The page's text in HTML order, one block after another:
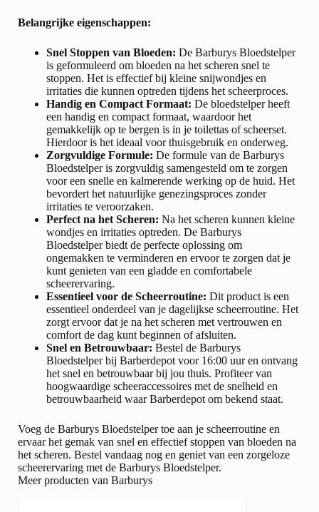
Belangrijke eigenschappen:
Snel Stoppen van Bloeden: De Barburys Bloedstelper
is geformuleerd om bloeden na het scheren snel te
stoppen. Het is effectief bij kleine snijwondjes en
irritaties die kunnen optreden tijdens het scheerproces.
Handig en Compact Formaat: De bloedstelper heeft
een handig en compact formaat, waardoor het
gemakkelijk op te bergen is in je toilettas of scheerset.
Hierdoor is het ideaal voor thuisgebruik en onderweg.
Zorgvuldige Formule: De formule van de Barburys
Bloedstelper is zorgvuldig samengesteld om te zorgen
voor een snelle en kalmerende werking op de huid. Het
bevordert het natuurlijke genezingsproces zonder
irritaties te veroorzaken.
Perfect na het Scheren: Na het scheren kunnen kleine
wondjes en irritaties optreden. De Barburys
Bloedstelper biedt de perfecte oplossing om
ongemakken te verminderen en ervoor te zorgen dat je
kunt genieten van een gladde en comfortabele
scheerervaring.
Essentieel voor de Scheerroutine: Dit product is een
essentieel onderdeel van je dagelijkse scheerroutine. Het
zorgt ervoor dat je na het scheren met vertrouwen en
comfort de dag kunt beginnen of afsluiten.
Snel en Betrouwbaar: Bestel de Barburys
Bloedstelper bij Barberdepot voor 16:00 uur en ontvang
het snel en betrouwbaar bij jou thuis. Profiteer van
hoogwaardige scheeraccessoires met de snelheid en
betrouwbaarheid waar Barberdepot om bekend staat.
Voeg de Barburys Bloedstelper toe aan je scheerroutine en
ervaar het gemak van snel en effectief stoppen van bloeden na
het scheren. Bestel vandaag nog en geniet van een zorgeloze
scheerervaring met de Barburys Bloedstelper.
Meer producten van Barburys